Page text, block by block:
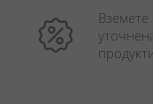
Вземете